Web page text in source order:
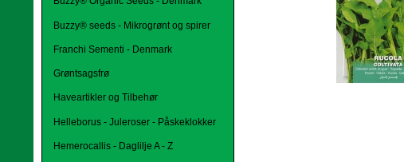
Buzzy® seeds - Mikrogrønt og spirer
Franchi Sementi - Denmark
Grøntsagsfrø
Haveartikler og Tilbehør
Helleborus - Juleroser - Påskeklokker
Hemerocallis - Daglilje A - Z